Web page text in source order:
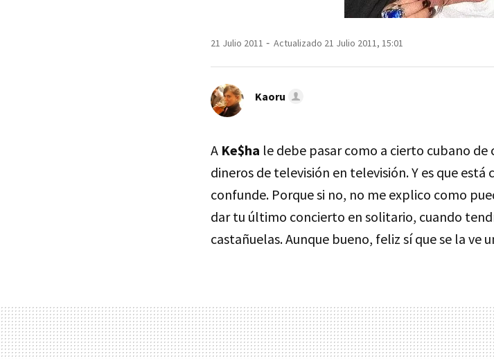
21 Julio 2011 Actualizado 21 Julio 2011, 15:01
Kaoru
A Ke$ha le debe pasar como a cierto cubano
dineros de televisión en televisión. Y es que
confunde. Porque si no, no me explico como
dar tu último concierto en solitario, cuando
castañuelas. Aunque bueno, feliz sí que se la ve